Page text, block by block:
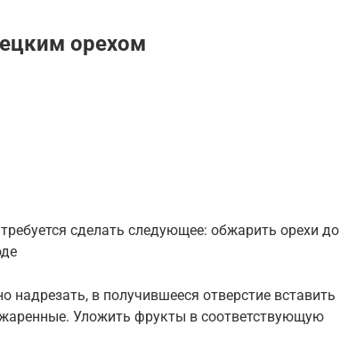
орехом
сделать следующее: обжарить орехи до
в получившееся отверстие вставить
Уложить фрукты в соответствующую